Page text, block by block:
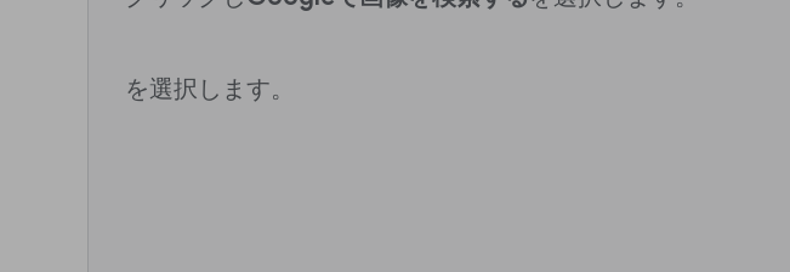
を選択します。